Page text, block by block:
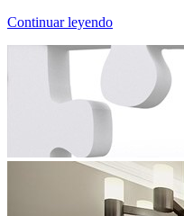
Continuar leyendo